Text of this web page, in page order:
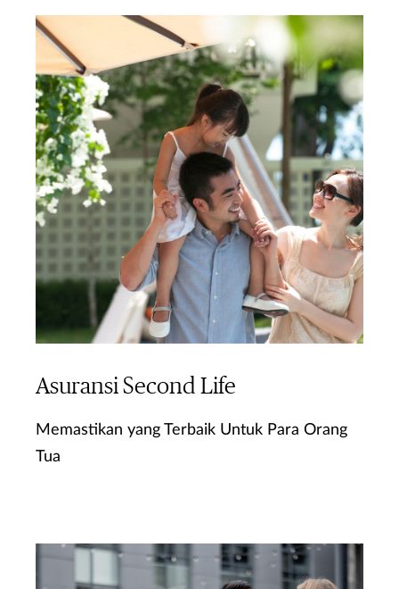
Asuransi Second Life
Memastikan yang Terbaik Untuk Para Orang
Tua